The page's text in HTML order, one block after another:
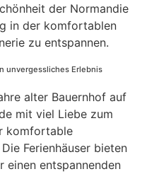
der Normandie
in der komfortablen
zu entspannen.
unvergessliches Erlebnis
alter Bauernhof auf
mit viel Liebe zum
komfortable
Ferienhäuser bieten
einen entspannenden